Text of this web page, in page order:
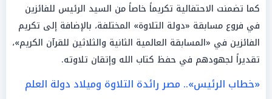
كما تضمنت الاحتفالية تكريماً خاصاً من السيد الرئيس للفائزين
في فروع مسابقة «دولة التلاوة» المختلفة، بالإضافة إلى تكريم
الفائزين في «المسابقة العالمية الثانية والثلاثين للقرآن الكريم»،
تقديراً لجهودهم في حفظ كتاب الله وإتقان تلاوته.
«خطاب الرئيس».. مصر رائدة التلاوة وميلاد دولة العلم